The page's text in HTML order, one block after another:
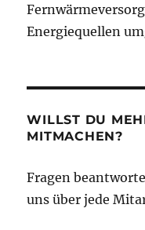
Energiequellen
WILLST DU
MITMACHEN?
Fragen
uns über jede